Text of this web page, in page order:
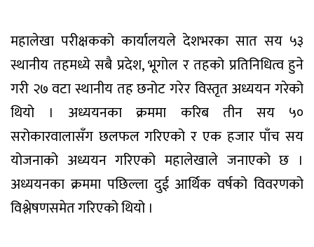
महालेखा परीक्षकको कार्यालयले देशभरका सात सय ५३
स्थानीय तहमध्ये सबै प्रदेश, भूगोल र तहको प्रतिनिधित्व हुने
गरी २७ वटा स्थानीय तह छनोट गरेर विस्तृत अध्ययन गरेको
थियो । अध्ययनका क्रममा करिब तीन सय ५०
सरोकारवालासँग छलफल गरिएको र एक हजार पाँच सय
योजनाको अध्ययन गरिएको महालेखाले जनाएको छ ।
अध्ययनका क्रममा पछिल्ला दुई आर्थिक वर्षको विवरणको
विश्लेषणसमेत गरिएको थियो ।